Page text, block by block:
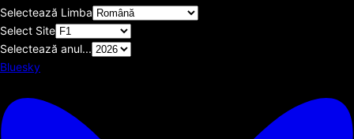
Selectează Limba
Select Site
Selectează anul...
Bluesky